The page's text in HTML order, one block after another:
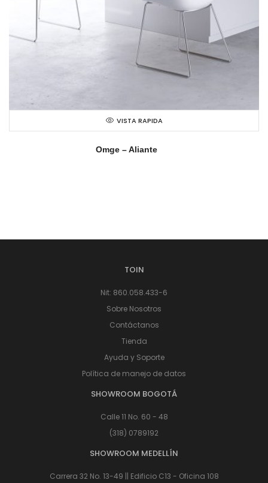
VISTA RAPIDA
Omge – Aliante
TOIN
Nit: 860.058.433-6
Sobre Nosotros
Contáctanos
Tienda
Ayuda y Soporte
Política de manejo de datos
SHOWROOM BOGOTÁ
Calle 11 No. 60 - 48
(318) 0789192
SHOWROOM MEDELLÍN
Carrera 32 No. 13-49 || Edificio C13 - Oficina 108